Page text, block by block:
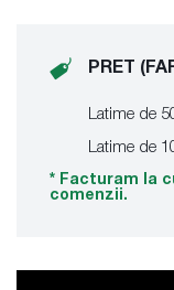
PRET
Latime de
Latime de
* Facturam la
comenzii.